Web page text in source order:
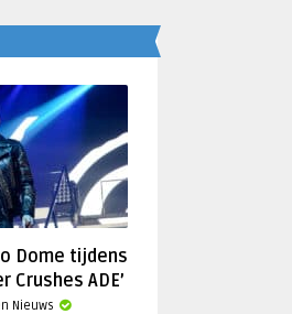
Dome tijdens
Crushes ADE’
Nieuws